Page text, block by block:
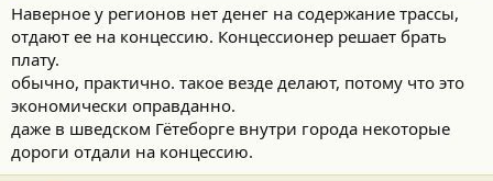
Наверное у регионов нет денег на содержание трассы,
отдают ее на концессию. Концессионер решает брать
плату.
обычно, практично. такое везде делают, потому что это
экономически оправданно.
даже в шведском Гётеборге внутри города некоторые
дороги отдали на концессию.